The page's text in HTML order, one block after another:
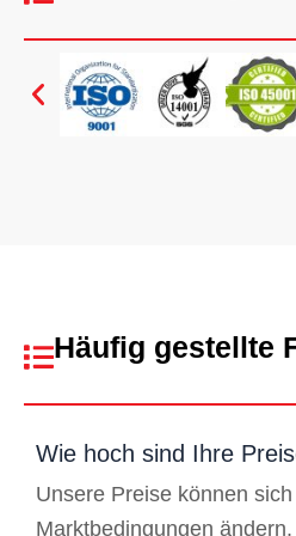
Häufig gestellte
Wie hoch sind Ihre
Unsere Preise können
Marktbedingungen